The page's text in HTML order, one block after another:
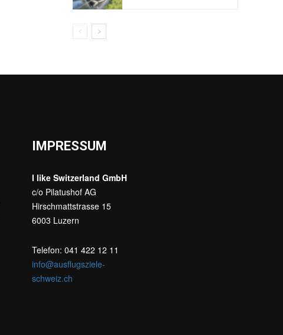
IMPRESSUM
I like Switzerland GmbH
c/o Pilatushof AG
Hirschmattstrasse 15
6003 Luzern
Telefon: 041 422 12 11
info@ausflugsziele-
schweiz.ch